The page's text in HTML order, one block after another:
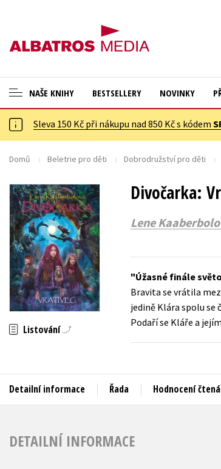
NAŠE KNIHY
ANGLICKÉ KNIHY -20 %
NOVÝ VÝPRODEJ -70 %
ASTERIX S DÁRKEM
🎁DÁRKOVÉ PUBLIKACE
✉️ DÁRKOVÉ POUKAZY
Auto - moto
Beletrie pro děti
Cestování
Dárkové
Digitální
Esoterika a
Hobby
Jazyky
Kalendáře
BESTSELLERY NOVINKY
Sleva 150 Kč při nákupu nad 850 Kč s kódem
Domů Beletrie pro děti Dobrodružství pro děti
Divočarka:
Lene
Listování
Úžasné finále
Bravita se vrátila
jedině Klára spolu se
Podaří se Kláře a
Detailní informace Řada Hodnocení
DETAILNÍ INFORMACE